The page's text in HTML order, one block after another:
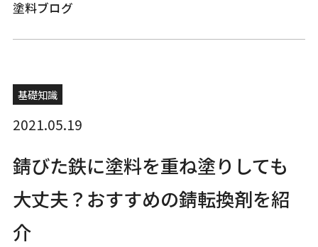
塗料ブログ
基礎知識
2021.05.19
錆びた鉄に塗料を重ね塗りしても
大丈夫？おすすめの錆転換剤を紹
介